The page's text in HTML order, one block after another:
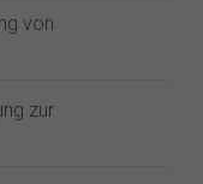
von
zur